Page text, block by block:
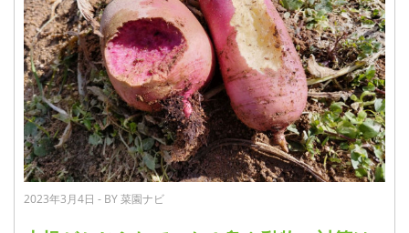
2023年3月4日 - BY 菜園ナビ